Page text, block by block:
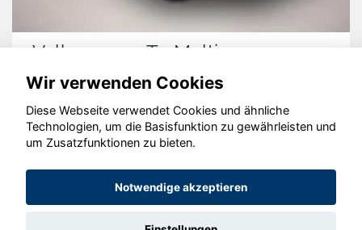
Volkswagen T7 Multivan
© konjunkturmotor.de GmbH 2020 - 2026
Wir verwenden Cookies
Diese Webseite verwendet Cookies und ähnliche
Technologien, um die Basisfunktion zu gewährleisten und
um Zusatzfunktionen zu bieten.
Notwendige akzeptieren